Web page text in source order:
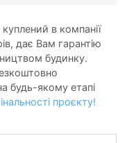
в компанії
дає Вам гарантію
будинку.
будь-якому етапі
проєкту!